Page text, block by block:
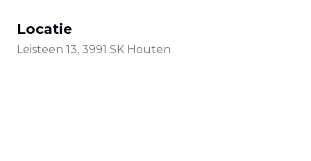
Locatie
Leisteen 13, 3991 SK Houten